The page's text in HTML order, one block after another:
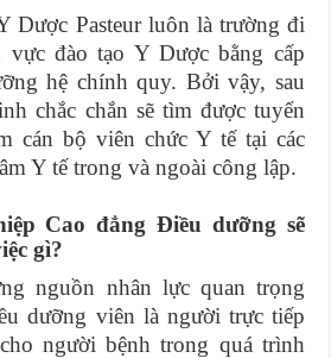
Dược Pasteur luôn là trường đi
vực đào tạo Y Dược bằng cấp
hệ chính quy. Bởi vậy, sau
chắc chắn sẽ tìm được tuyển
cán bộ viên chức Y tế tại các
Y tế trong và ngoài công lập.
Cao đẳng Điều dưỡng sẽ
gì?
nguồn nhân lực quan trọng
dưỡng viên là người trực tiếp
người bệnh trong quá trình